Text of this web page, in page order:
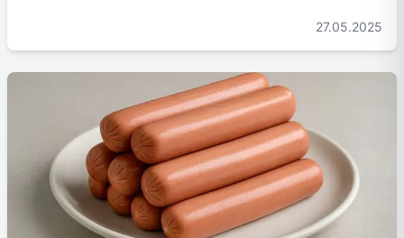
27.05.2025